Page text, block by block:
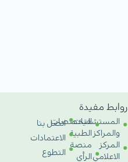
روابط مفيدة
المستشفيات
والمراكز
المركز
الاعلامي
التخصصات
الطبية
منصة
الرأي
اتصل بنا
الاعتمادات
التطوع